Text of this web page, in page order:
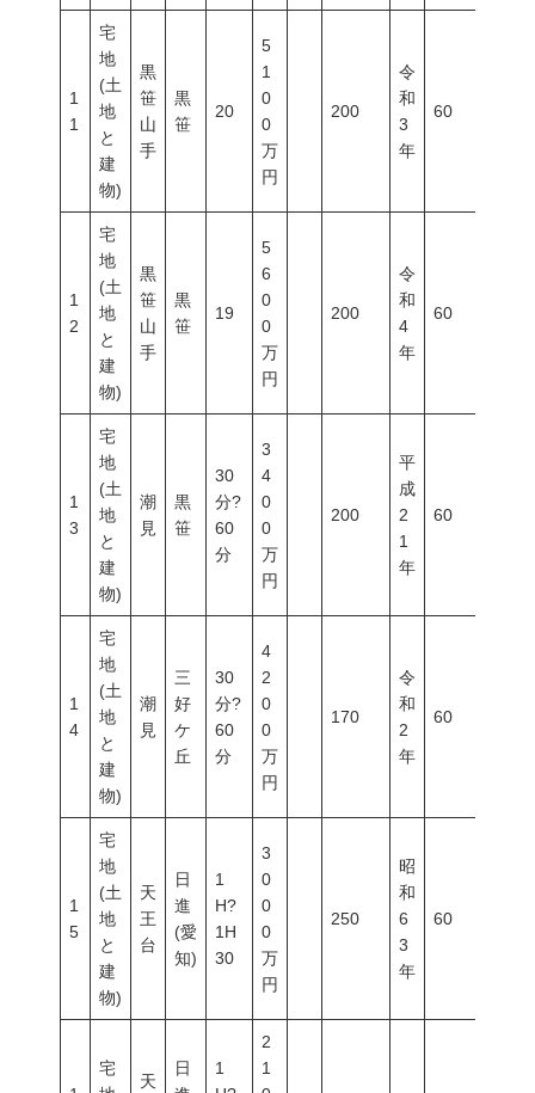
1
1
宅
地
(土
地
と
建
物)
黒
笹
山
手
黒
笹
20
5
1
0
0
万
円
200
令
和
3
年
60
1
2
宅
地
(土
地
と
建
物)
黒
笹
山
手
黒
笹
19
5
6
0
0
万
円
200
令
和
4
年
60
1
3
宅
地
(土
地
と
建
物)
潮
見
黒
笹
30
分?
60
分
3
4
0
0
万
円
200
平
成
2
1
年
60
1
4
宅
地
(土
地
と
建
物)
潮
見
三
好
ケ
丘
30
分?
60
分
4
2
0
0
万
円
170
令
和
2
年
60
1
5
宅
地
(土
地
と
建
物)
天
王
台
日
進
(愛
知)
1
H?
1H
30
3
0
0
0
万
円
250
昭
和
6
3
年
60
宅
天
日
1
2
1